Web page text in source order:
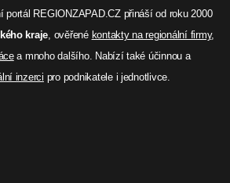
portál REGIONZAPAD.CZ přináší od roku 2000
kraje, ověřené kontakty na regionální firmy,
a mnoho dalšího. Nabízí také účinnou a
inzerci pro podnikatele i jednotlivce.